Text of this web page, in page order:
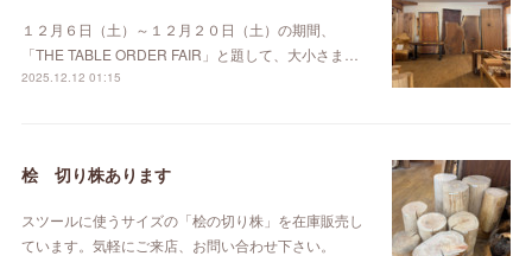
１２月６日（土）～１２月２０日（土）の期間、
「THE TABLE ORDER FAIR」と題して、大小さま…
2025.12.12 01:15
桧 切り株あります
スツールに使うサイズの「桧の切り株」を在庫販売し
ています。気軽にご来店、お問い合わせ下さい。